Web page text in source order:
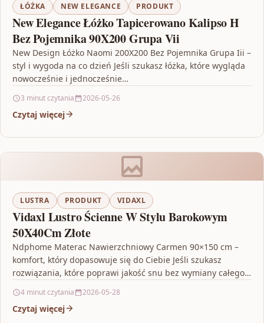
ŁÓŻKA NEW ELEGANCE PRODUKT
New Elegance Łóżko Tapicerowano Kalipso H
Bez Pojemnika 90X200 Grupa Vii
New Design Łóżko Naomi 200X200 Bez Pojemnika Grupa Iii –
styl i wygoda na co dzień Jeśli szukasz łóżka, które wygląda
nowocześnie i jednocześnie…
3 minut czytania 2026-05-26
Czytaj więcej
LUSTRA PRODUKT VIDAXL
Vidaxl Lustro Ścienne W Stylu Barokowym
50X40Cm Złote
Ndphome Materac Nawierzchniowy Carmen 90×150 cm –
komfort, który dopasowuje się do Ciebie Jeśli szukasz
rozwiązania, które poprawi jakość snu bez wymiany całego
4 minut czytania 2026-05-28
Czytaj więcej